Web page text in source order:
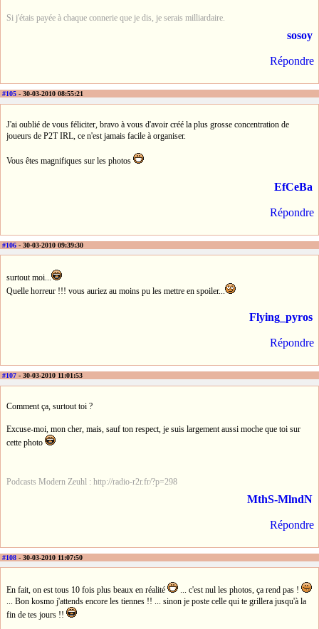
Si j'étais payée à chaque connerie que je dis, je serais milliardaire.
sosoy
Répondre
#105 - 30-03-2010 08:55:21
J'ai oublié de vous féliciter, bravo à vous d'avoir créé la plus grosse concentration de
joueurs de P2T IRL, ce n'est jamais facile à organiser.
Vous êtes magnifiques sur les photos
EfCeBa
Répondre
#106 - 30-03-2010 09:39:30
surtout moi...
Quelle horreur !!! vous auriez au moins pu les mettre en spoiler...
Flying_pyros
Répondre
#107 - 30-03-2010 11:01:53
Comment ça, surtout toi ?
Excuse-moi, mon cher, mais, sauf ton respect, je suis largement aussi moche que toi sur
cette photo
Podcasts Modern Zeuhl : http://radio-r2r.fr/?p=298
MthS-MlndN
Répondre
#108 - 30-03-2010 11:07:50
En fait, on est tous 10 fois plus beaux en réalité
... c'est nul les photos, ça rend pas !
... Bon kosmo j'attends encore les tiennes !! ... sinon je poste celle qui te grillera jusqu'à la
fin de tes jours !!